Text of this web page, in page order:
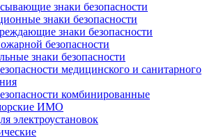
знаки безопасности
знаки безопасности
знаки безопасности
безопасности
знаки безопасности
медицинского и санитарного
комбинированные
ИМО
электроустановок